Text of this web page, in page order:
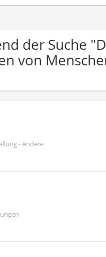
der Suche
von
- Andere